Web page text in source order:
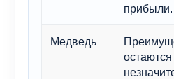
прибыли.
Медведь
остаются